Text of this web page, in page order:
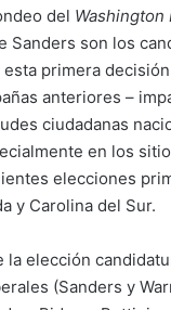
del Washington
Sanders son los
primera
anteriores –
ciudadanas
en los
elecciones
y Carolina del Sur.
la elección
(Sanders y